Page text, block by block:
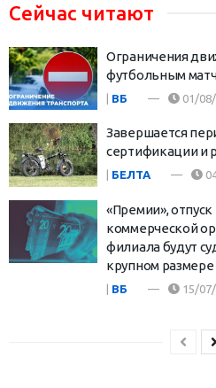
Сейчас читают
Ограничения
футбольным
| ВБ 01/
Завершается
сертификации и
БЕЛТА
«Премии», отпуск
коммерческой
филиала будут
крупном размере
| ВБ 15/